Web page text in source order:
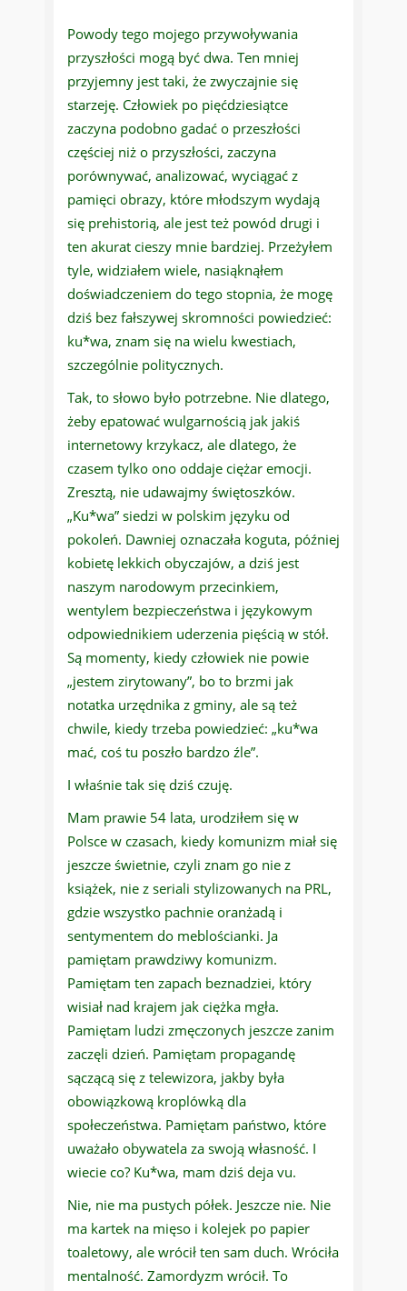
Powody tego mojego przywoływania
przyszłości mogą być dwa. Ten mniej
przyjemny jest taki, że zwyczajnie się
starzeję. Człowiek po pięćdziesiątce
zaczyna podobno gadać o przeszłości
częściej niż o przyszłości, zaczyna
porównywać, analizować, wyciągać z
pamięci obrazy, które młodszym wydają
się prehistorią, ale jest też powód drugi i
ten akurat cieszy mnie bardziej. Przeżyłem
tyle, widziałem wiele, nasiąknąłem
doświadczeniem do tego stopnia, że mogę
dziś bez fałszywej skromności powiedzieć:
ku*wa, znam się na wielu kwestiach,
szczególnie politycznych.
Tak, to słowo było potrzebne. Nie dlatego,
żeby epatować wulgarnością jak jakiś
internetowy krzykacz, ale dlatego, że
czasem tylko ono oddaje ciężar emocji.
Zresztą, nie udawajmy świętoszków.
„Ku*wa” siedzi w polskim języku od
pokoleń. Dawniej oznaczała koguta, później
kobietę lekkich obyczajów, a dziś jest
naszym narodowym przecinkiem,
wentylem bezpieczeństwa i językowym
odpowiednikiem uderzenia pięścią w stół.
Są momenty, kiedy człowiek nie powie
„jestem zirytowany”, bo to brzmi jak
notatka urzędnika z gminy, ale są też
chwile, kiedy trzeba powiedzieć: „ku*wa
mać, coś tu poszło bardzo źle”.
I właśnie tak się dziś czuję.
Mam prawie 54 lata, urodziłem się w
Polsce w czasach, kiedy komunizm miał się
jeszcze świetnie, czyli znam go nie z
książek, nie z seriali stylizowanych na PRL,
gdzie wszystko pachnie oranżadą i
sentymentem do meblościanki. Ja
pamiętam prawdziwy komunizm.
Pamiętam ten zapach beznadziei, który
wisiał nad krajem jak ciężka mgła.
Pamiętam ludzi zmęczonych jeszcze zanim
zaczęli dzień. Pamiętam propagandę
sączącą się z telewizora, jakby była
obowiązkową kroplówką dla
społeczeństwa. Pamiętam państwo, które
uważało obywatela za swoją własność. I
wiecie co? Ku*wa, mam dziś deja vu.
Nie, nie ma pustych półek. Jeszcze nie. Nie
ma kartek na mięso i kolejek po papier
toaletowy, ale wrócił ten sam duch. Wróciła
mentalność. Zamordyzm wrócił. To